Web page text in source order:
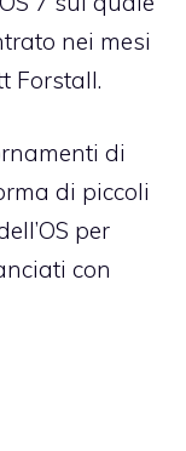
nei mesi
Forstall.
di
di piccoli
per
con